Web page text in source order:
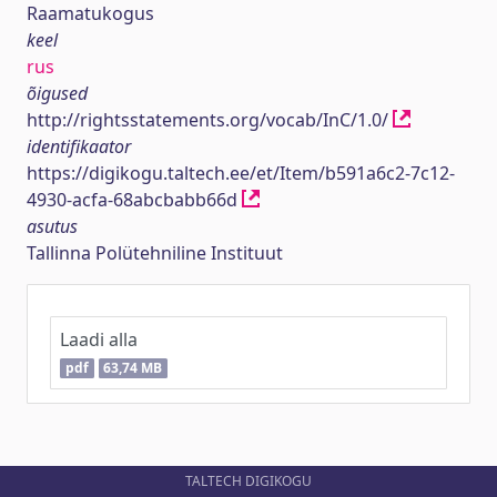
Raamatukogus
keel
rus
õigused
http://rightsstatements.org/vocab/InC/1.0/
identifikaator
https://digikogu.taltech.ee/et/Item/b591a6c2-7c12-
4930-acfa-68abcbabb66d
asutus
Tallinna Polütehniline Instituut
Laadi alla
pdf 63,74 MB
TALTECH DIGIKOGU